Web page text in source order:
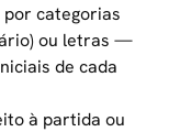
categorias
ou letras —
de cada
à partida ou